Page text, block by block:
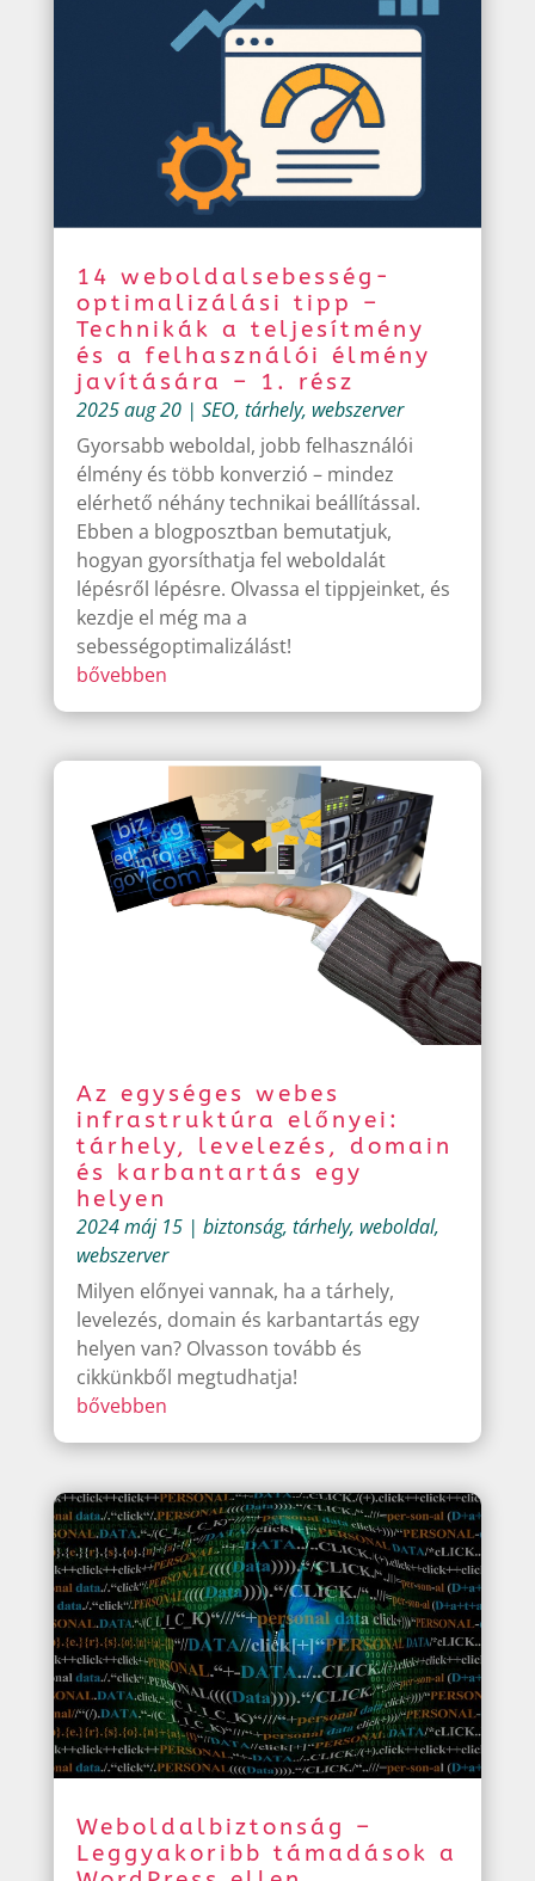
14 weboldalsebesség-
optimalizálási tipp –
Technikák a teljesítmény
és a felhasználói élmény
javítására – 1. rész
2025 aug 20| SEO, tárhely, webszerver
Gyorsabb weboldal, jobb felhasználói
élmény és több konverzió – mindez
elérhető néhány technikai beállítással.
Ebben a blogposztban bemutatjuk,
hogyan gyorsíthatja fel weboldalát
lépésről lépésre. Olvassa el tippjeinket, és
kezdje el még ma a
sebességoptimalizálást!
bővebben
Az egységes webes
infrastruktúra előnyei:
tárhely, levelezés, domain
és karbantartás egy
helyen
2024 máj 15| biztonság, tárhely, weboldal,
webszerver
Milyen előnyei vannak, ha a tárhely,
levelezés, domain és karbantartás egy
helyen van? Olvasson tovább és
cikkünkből megtudhatja!
bővebben
Weboldalbiztonság –
Leggyakoribb támadások a